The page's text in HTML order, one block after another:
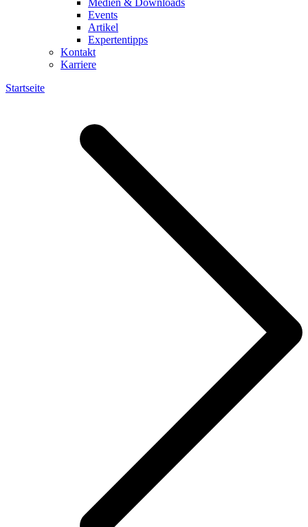
Events
Artikel
Expertentipps
Kontakt
Karriere
Startseite